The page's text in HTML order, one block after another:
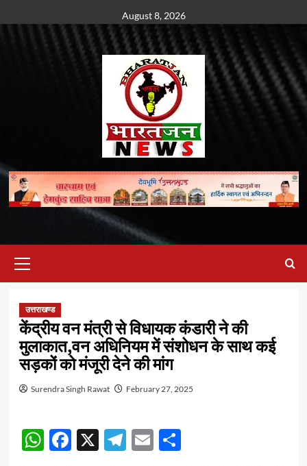
to
August 8, 2026
Menu
उत्तराखण्ड
केंद्रीय वन मंत्री से विधायक कंडारी ने की
मुलाकात,वन अधिनियम में संशोधन के साथ कई
सड़कों को मंजूरी देने की मांग
Surendra Singh Rawat February 27, 2025
WhatsApp
Facebook
X Telegram
EmailShare